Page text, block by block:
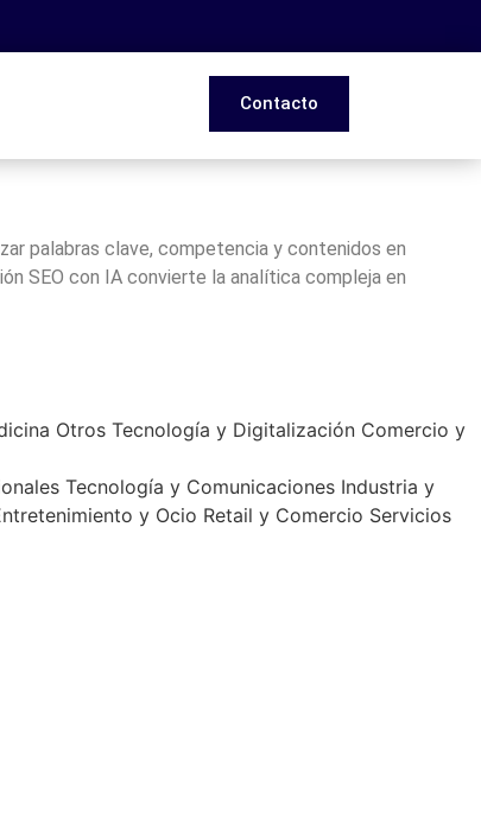
Contacto
palabras clave, competencia y contenidos en
SEO con IA convierte la analítica compleja en
Otros Tecnología y Digitalización Comercio y
Tecnología y Comunicaciones Industria y
y Ocio Retail y Comercio Servicios